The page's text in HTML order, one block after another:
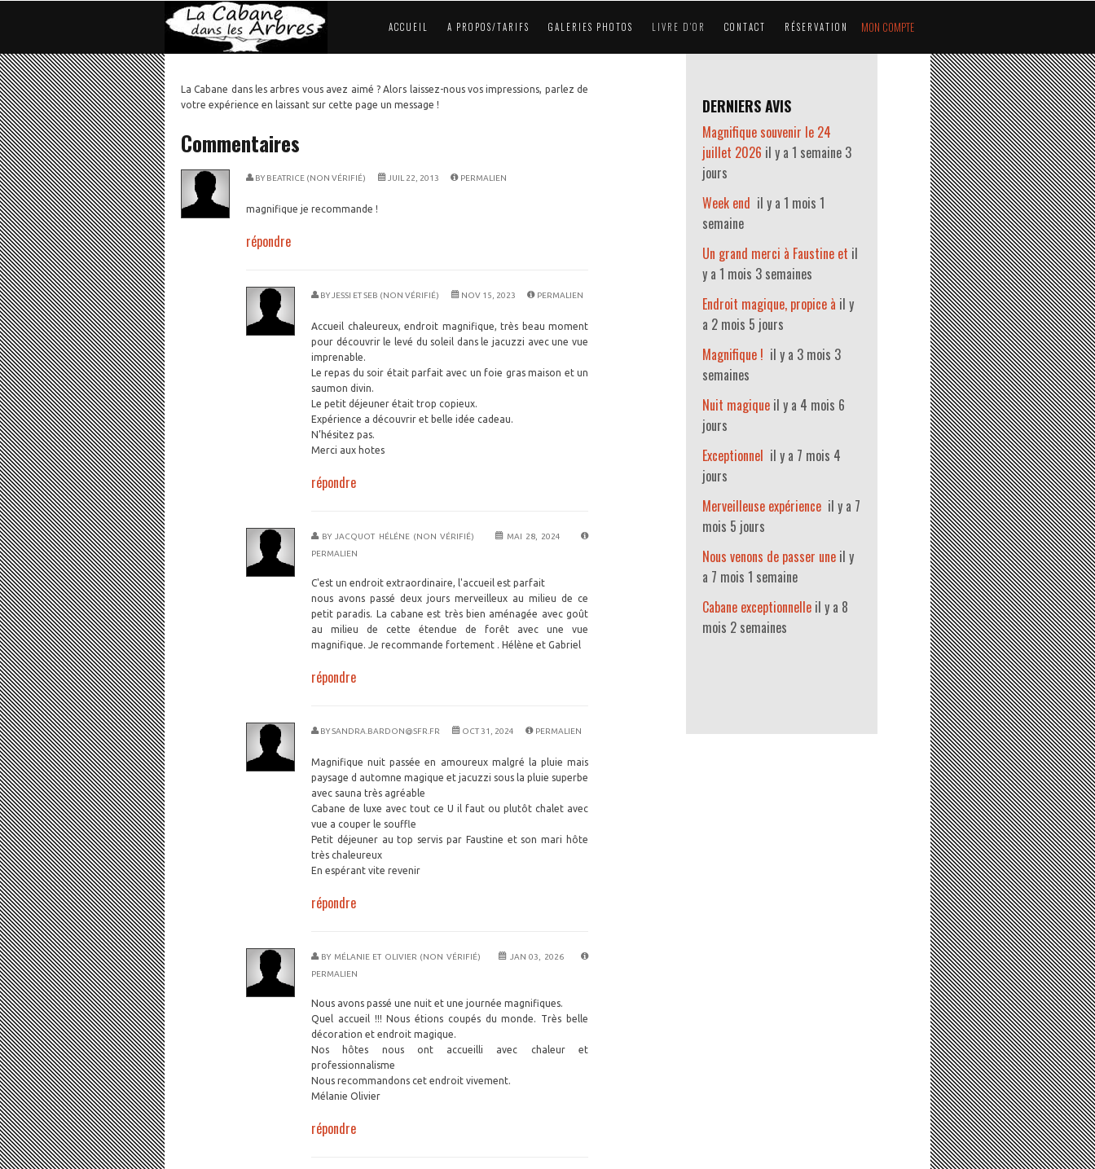
MON COMPTE
ACCUEIL A PROPOS/TARIFS GALERIES PHOTOS LIVRE D'OR CONTACT RÉSERVATION
La Cabane dans les arbres vous avez aimé ? Alors laissez-nous vos impressions, parlez de
votre expérience en laissant sur cette page un message !
Commentaires
BY BEATRICE (NON VÉRIFIÉ) JUIL 22, 2013 PERMALIEN
magnifique je recommande !
répondre
BY JESSI ET SEB (NON VÉRIFIÉ) NOV 15, 2023 PERMALIEN
Accueil chaleureux, endroit magnifique, très beau moment
pour découvrir le levé du soleil dans le jacuzzi avec une vue
imprenable.
Le repas du soir était parfait avec un foie gras maison et un
saumon divin.
Le petit déjeuner était trop copieux.
Expérience a découvrir et belle idée cadeau.
N’hésitez pas.
Merci aux hotes
répondre
BY JACQUOT HÉLÉNE (NON VÉRIFIÉ)
MAI 28, 2024
PERMALIEN
C'est un endroit extraordinaire, l'accueil est parfait
nous avons passé deux jours merveilleux au milieu de ce
petit paradis. La cabane est très bien aménagée avec goût
au milieu de cette étendue de forêt avec une vue
magnifique. Je recommande fortement . Hélène et Gabriel
répondre
BYSANDRA.BARDON@SFR.FR OCT 31, 2024 PERMALIEN
Magnifique nuit passée en amoureux malgré la pluie mais
paysage d automne magique et jacuzzi sous la pluie superbe
avec sauna très agréable
Cabane de luxe avec tout ce U il faut ou plutôt chalet avec
vue a couper le souffle
Petit déjeuner au top servis par Faustine et son mari hôte
très chaleureux
En espérant vite revenir
répondre
BY MÉLANIE ET OLIVIER (NON VÉRIFIÉ)
JAN 03, 2026
PERMALIEN
Nous avons passé une nuit et une journée magnifiques.
Quel accueil !!! Nous étions coupés du monde. Très belle
décoration et endroit magique.
Nos hôtes nous ont accueilli avec chaleur et
professionnalisme
Nous recommandons cet endroit vivement.
Mélanie Olivier
répondre
DERNIERS AVIS
Magnifique souvenir le 24
juillet 2026 il y a 1 semaine 3
jours
Week end il y a 1 mois 1
semaine
Un grand merci à Faustine et il
y a 1 mois 3 semaines
Endroit magique, propice à il y
a 2 mois 5 jours
Magnifique ! il y a 3 mois 3
semaines
Nuit magique il y a 4 mois 6
jours
Exceptionnel il y a 7 mois 4
jours
Merveilleuse expérience il y a 7
mois 5 jours
Nous venons de passer une il y
a 7 mois 1 semaine
Cabane exceptionnelle il y a 8
mois 2 semaines